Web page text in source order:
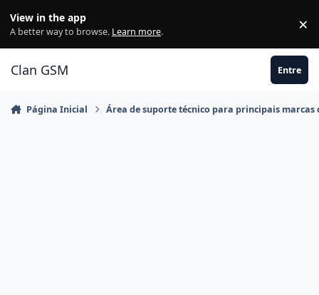
View in the app
A better way to browse. Learn more. ×
Clan GSM Entre
Página Inicial Área de suporte técnico para principais marcas